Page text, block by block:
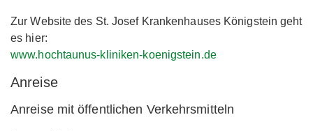
Zur Website des St. Josef Krankenhauses Königstein geht
es hier:
www.hochtaunus-kliniken-koenigstein.de
Anreise
Anreise mit öffentlichen Verkehrsmitteln